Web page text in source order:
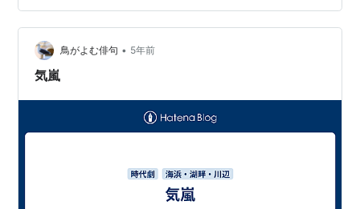
くりぬいたエレベータで移動します。 こんな感じで舟隠
し洞窟 洞窟が凄いです すごいです！！！！ 再度、とれ
とれ市場に回って、お土産とおやつ そして南紀白浜空港
に向…
鳥がよむ俳句 • 5年前
気嵐